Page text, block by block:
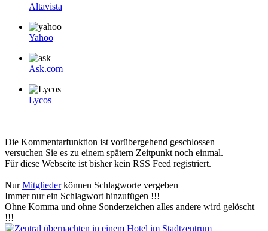
Altavista
Yahoo
Ask.com
Lycos
Die Kommentarfunktion ist vorübergehend geschlossen
versuchen Sie es zu einem spätern Zeitpunkt noch einmal.
Für diese Webseite ist bisher kein RSS Feed registriert.
NurMitgliederkönnen Schlagworte vergeben
Immer nur ein Schlagwort hinzufügen !!!
Ohne Komma und ohne Sonderzeichen alles andere wird gelöscht
!!!